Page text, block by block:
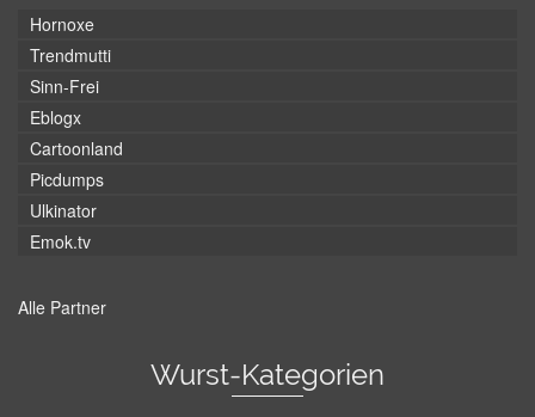
Hornoxe
Trendmutti
Sinn-Frei
Eblogx
Cartoonland
Picdumps
Ulkinator
Emok.tv
Alle Partner
Wurst-Kategorien